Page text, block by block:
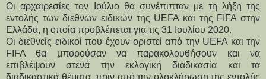
Οι αρχαιρεσίες τον Ιούλιο θα συνέπιπταν με τη λήξη της
εντολής των διεθνών ειδικών της UEFA και της FIFA στην
Ελλάδα, η οποία προβλέπεται για τις 31 Ιουλίου 2020.
Οι διεθνείς ειδικοί που έχουν οριστεί από την UEFA και την
FIFA θα μπορούσαν να παρακολουθήσουν και να
επιβλέψουν στενά την εκλογική διαδικασία και τα
διαδικαστικά θέματα, πριν από την ολοκλήρωση της εντολής